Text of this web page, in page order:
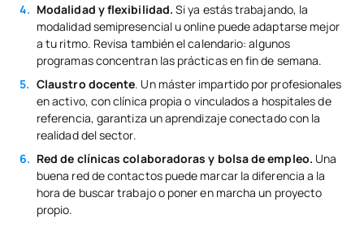
Modalidad y flexibilidad. Si ya estás trabajando, la
modalidad semipresencial u online puede adaptarse mejor
a tu ritmo. Revisa también el calendario: algunos
programas concentran las prácticas en fin de semana.
Claustro docente. Un máster impartido por profesionales
en activo, con clínica propia o vinculados a hospitales de
referencia, garantiza un aprendizaje conectado con la
realidad del sector.
Red de clínicas colaboradoras y bolsa de empleo. Una
buena red de contactos puede marcar la diferencia a la
hora de buscar trabajo o poner en marcha un proyecto
propio.